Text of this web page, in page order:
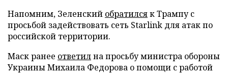
Напомним, Зеленский обратилсяк Трампу с
просьбой задействовать сеть Starlink для атак по
российской территории.
Маск ранее ответилна просьбу министра обороны
Украины Михаила Федорова о помощи с работой